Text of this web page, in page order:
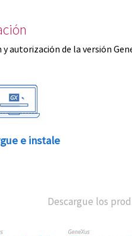
autorización de la versión
e instale
Descargue los